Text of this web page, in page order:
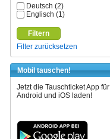
Deutsch (2)
Englisch (1)
Filtern
Filter zurücksetzen
Mobil tauschen!
Jetzt die Tauschticket App für
Android und iOS laden!